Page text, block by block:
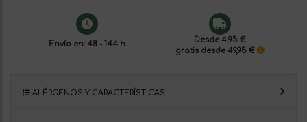
Envío en: 48 - 144 h
Desde 4,95 €
gratis desde 49,95 €
ALÉRGENOS Y CARACTERÍSTICAS